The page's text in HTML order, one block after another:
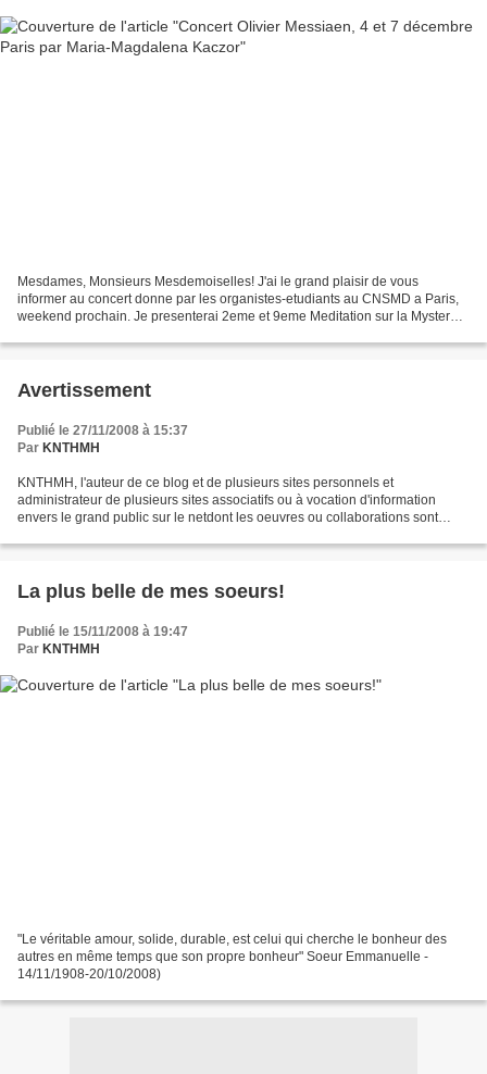
Mesdames, Monsieurs Mesdemoiselles! J'ai le grand plaisir de vous
informer au concert donne par les organistes-etudiants au CNSMD a Paris,
weekend prochain. Je presenterai 2eme et 9eme Meditation sur la Mystere
Avertissement
Publié le 27/11/2008 à 15:37
Par KNTHMH
KNTHMH, l'auteur de ce blog et de plusieurs sites personnels et
administrateur de plusieurs sites associatifs ou à vocation d'information
envers le grand public sur le netdont les oeuvres ou collaborations sont
La plus belle de mes soeurs!
Publié le 15/11/2008 à 19:47
Par KNTHMH
"Le véritable amour, solide, durable, est celui qui cherche le bonheur des
autres en même temps que son propre bonheur" Soeur Emmanuelle -
14/11/1908-20/10/2008)